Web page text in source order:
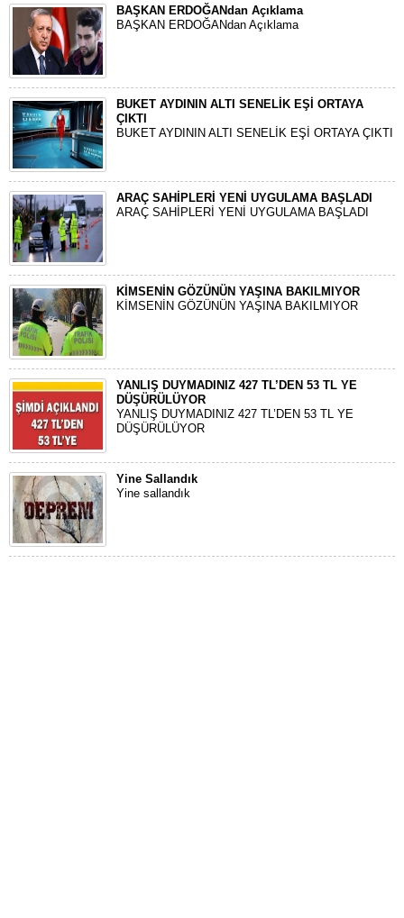
BAŞKAN ERDOĞANdan Açıklama
BAŞKAN ERDOĞANdan Açıklama
BUKET AYDININ ALTI SENELİK EŞİ ORTAYA
ÇIKTI
BUKET AYDININ ALTI SENELİK EŞİ ORTAYA ÇIKTI
ARAÇ SAHİPLERİ YENİ UYGULAMA BAŞLADI
ARAÇ SAHİPLERİ YENİ UYGULAMA BAŞLADI
KİMSENİN GÖZÜNÜN YAŞINA BAKILMIYOR
KİMSENİN GÖZÜNÜN YAŞINA BAKILMIYOR
YANLIŞ DUYMADINIZ 427 TL’DEN 53 TL YE
DÜŞÜRÜLÜYOR
YANLIŞ DUYMADINIZ 427 TL’DEN 53 TL YE
DÜŞÜRÜLÜYOR
Yine Sallandık
Yine sallandık